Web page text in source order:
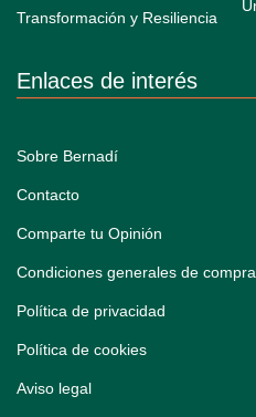
Enlaces de interés
Sobre Bernadí
Contacto
Comparte tu Opinión
Condiciones generales de compra
Política de privacidad
Política de cookies
Aviso legal